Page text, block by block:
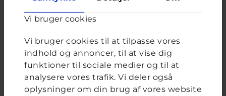
Vi bruger cookies
Vi bruger cookies til at tilpasse vores
indhold og annoncer, til at vise dig
funktioner til sociale medier og til at
analysere vores trafik. Vi deler også
oplysninger om din brug af vores website
Valgmuligheder
Ja
Nej
Jeg har ikke taget eller sendt intime billeder af mig selv til
andre